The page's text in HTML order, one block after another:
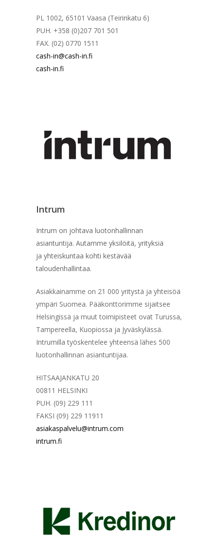
PL 1002, 65101 Vaasa (Teirinkatu 6)
PUH. +358 (0)207 701 501
FAX. (02) 0770 1511
cash-in@cash-in.fi
cash-in.fi
Intrum
Intrum on johtava luotonhallinnan
asiantuntija. Autamme yksilöitä, yrityksiä
ja yhteiskuntaa kohti kestävää
taloudenhallintaa.
Asiakkainamme on 21 000 yritystä ja yhteisöä
ympäri Suomea. Pääkonttorimme sijaitsee
Helsingissä ja muut toimipisteet ovat Turussa,
Tampereella, Kuopiossa ja Jyväskylässä.
Intrumilla työskentelee yhteensä lähes 500
luotonhallinnan asiantuntijaa.
HITSAAJANKATU 20
00811 HELSINKI
PUH. (09) 229 111
FAKSI (09) 229 11911
asiakaspalvelu@intrum.com
intrum.fi